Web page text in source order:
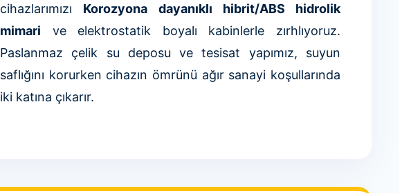
cihazlarımızı Korozyona dayanıklı hibrit/ABS hidrolik
mimari ve elektrostatik boyalı kabinlerle zırhlıyoruz.
Paslanmaz çelik su deposu ve tesisat yapımız, suyun
saflığını korurken cihazın ömrünü ağır sanayi koşullarında
iki katına çıkarır.